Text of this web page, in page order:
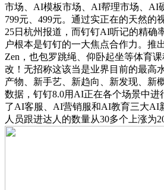
市场、AI模板市场、AI帮理市场、AI
799元、499元。通过实正在的天然的
25日杭州报道，而钉钉AI听记的精确
户根本是钉钉的一大焦点合作力。推
Zen，也包罗跳绳、仰卧起坐等体育
改！无招称这该当是业界目前的最高
产物、新手艺、新趋向、新发现、新
数据，钉钉8.0用AI正在各个场景中进
了AI客服、AI营销服和AI教育三大AI
人员跟进达人的数量从30多个上涨为